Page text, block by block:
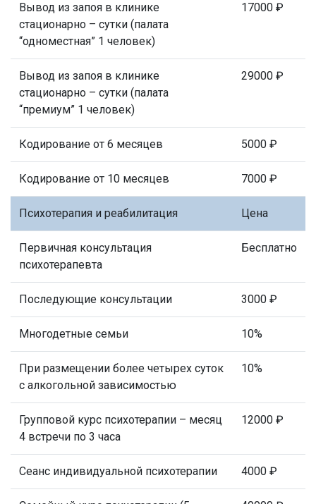
Вывод из запоя в клинике
стационарно – сутки (палата
“одноместная” 1 человек)
17000 ₽
Вывод из запоя в клинике
стационарно – сутки (палата
“премиум” 1 человек)
29000 ₽
Кодирование от 6 месяцев 5000 ₽
Кодирование от 10 месяцев 7000 ₽
Психотерапия и реабилитация Цена
Первичная консультация
психотерапевта
Бесплатно
Последующие консультации 3000 ₽
Многодетные семьи 10%
При размещении более четырех суток
с алкогольной зависимостью
10%
Групповой курс психотерапии – месяц
4 встречи по 3 часа
12000 ₽
Сеанс индивидуальной психотерапии 4000 ₽